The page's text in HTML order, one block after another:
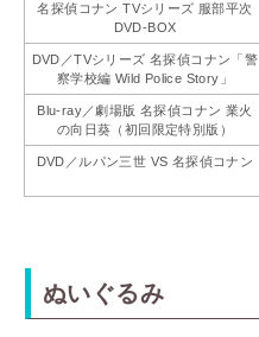
名探偵コナン TVシリーズ 服部平次
DVD-BOX
DVD／TVシリーズ 名探偵コナン「警
察学校編 Wild Police Story」
Blu-ray／劇場版 名探偵コナン 業火
の向日葵（初回限定特別版）
DVD／ルパン三世 VS 名探偵コナン
ぬいぐるみ